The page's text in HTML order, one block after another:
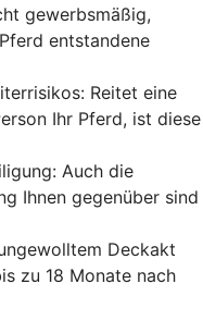
gewerbsmäßig,
entstandene
Reitet eine
Ihr Pferd, ist diese
Auch die
Ihnen gegenüber sind
Deckakt
zu 18 Monate nach